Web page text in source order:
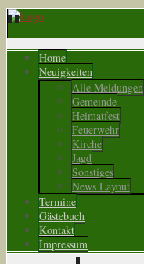
Home
Neuigkeiten
Alle Meldungen
Gemeinde
Heimatfest
Feuerwehr
Kirche
Jagd
Sonstiges
News Layout
Termine
Gästebuch
Kontakt
Impressum